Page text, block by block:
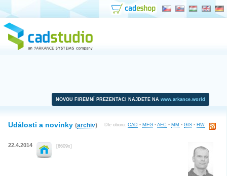
NOVOU FIREMNÍ PREZENTACI NAJDETE NA www.arkance.world
Dle oboru: CAD • MFG • AEC • MM • GIS • HW
Události a novinky (archiv)
22.4.2014 [6609x]